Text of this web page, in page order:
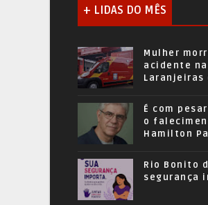
+ LIDAS DO MÊS
Mulher
acidente na
Laranjeiras
É com
o
Hamilton
Rio Bonito
segurança